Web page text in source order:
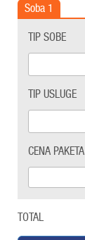
Soba 1
TIP SOBE
TIP USLUGE
CENA PAKETA
TOTAL